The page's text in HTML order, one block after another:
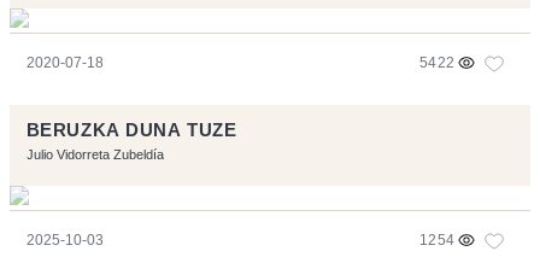
2020-07-18 5422
BERUZKA DUNA TUZE
Julio Vidorreta Zubeldía
2025-10-03 1254